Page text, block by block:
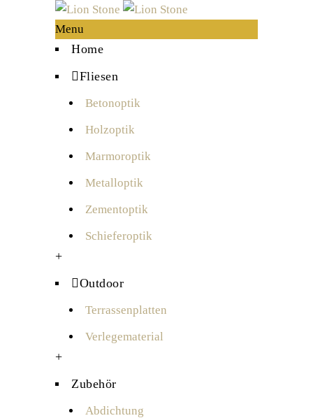
Menu
Home
Fliesen
Betonoptik
Holzoptik
Marmoroptik
Metalloptik
Zementoptik
Schieferoptik
+
Outdoor
Terrassenplatten
Verlegematerial
+
Zubehör
Abdichtung